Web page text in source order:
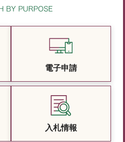
電子申請
入札情報